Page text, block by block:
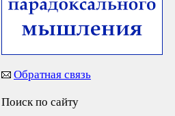
Обратная связь
Поиск по сайту